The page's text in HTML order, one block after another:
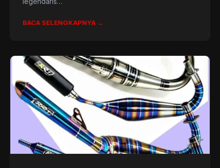
BACA SELENGKAPNYA →